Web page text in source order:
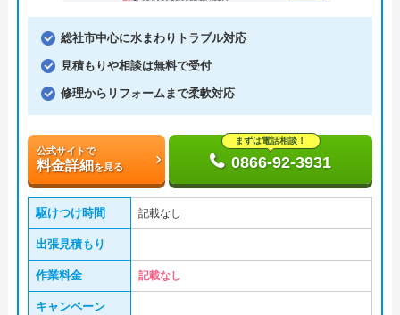
総社市中心に水まわりトラブル対応
見積もりや相談は無料で受付
修理からリフォームまで柔軟対応
公式サイトで
料金詳細を見る
まずは電話相談！
0866-92-3931
駆けつけ時間 記載なし
出張見積もり
作業料金 記載なし
キャンペーン